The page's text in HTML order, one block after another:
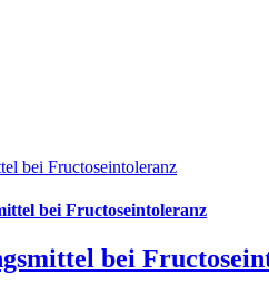
bei Fructoseintoleranz
bei Fructoseintoleranz
bei